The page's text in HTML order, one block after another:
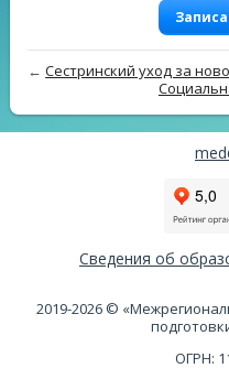
←Сестринский уход за
Сведения об
2019-2026 ©
ОГРН: